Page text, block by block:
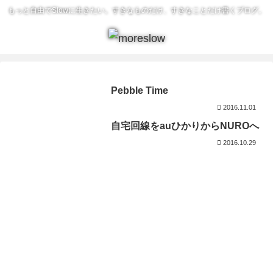
もっと自由でSlowに生きたい。すきなものだけ、すきなことだけ書くブログ。
Pebble Time
2016.11.01
自宅回線をauひかりからNUROへ
2016.10.29